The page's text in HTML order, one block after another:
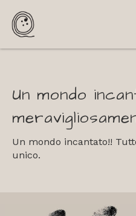
Un mondo
Un mondo incantato!!
unico.